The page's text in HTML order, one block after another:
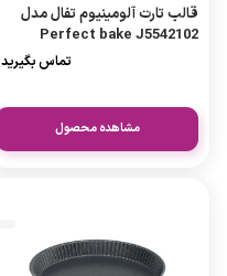
قالب تارت آلومینیوم تفال مدل
Perfect bake J5542102
تماس بگیرید
مشاهده محصول